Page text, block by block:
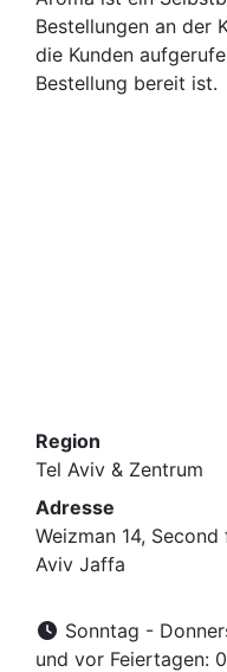
Bestellungen an der
die Kunden
Bestellung bereit ist.
Region
Tel Aviv & Zentrum
Adresse
Weizman 14,
Aviv Jaffa
Sonntag -
und vor Feiertagen: